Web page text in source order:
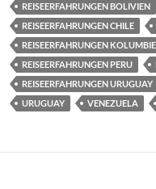
REISEERFAHRUNGEN BOLIVIEN
REISEERFAHRUNGEN CHILE
REISEERFAHRUNGEN
REISEERFAHRUNGEN PERU
REISEERFAHRUNGEN URUGUAY
URUGUAY
VENEZUELA